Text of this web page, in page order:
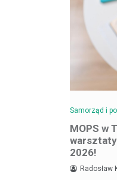
Samorząd i
MOPS w
2026!
Radosław